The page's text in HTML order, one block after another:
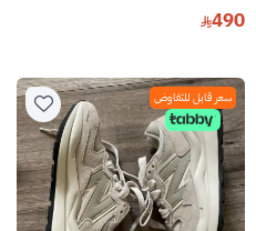
490
سعر قابل للتفاوض